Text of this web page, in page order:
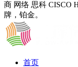
商 网络 思科 CISCO
牌，铂金。
首页